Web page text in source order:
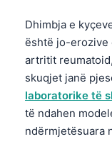
Dhimbja e
është jo-erozive
artritit
skuqjet janë
laboratorike të
të ndahen
ndërmjetësuara
తెలుగు
தமிழ்
ગુજરાતી
ಕನ್ನಡ
മലയാളം